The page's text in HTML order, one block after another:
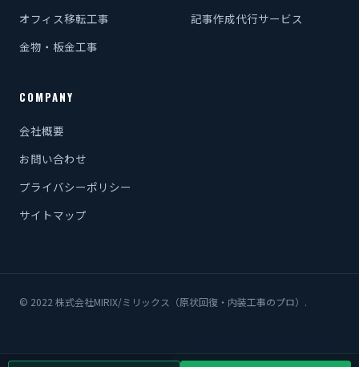
オフィス移転工事
金物・板金工事
記事作成代行サービス
COMPANY
会社概要
お問い合わせ
プライバシーポリシー
サイトマップ
© 2022 株式会社MIRIX/ミリックス（原状回復・内装工事のプロ）.